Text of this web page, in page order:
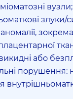
вузли;
або
порушення: